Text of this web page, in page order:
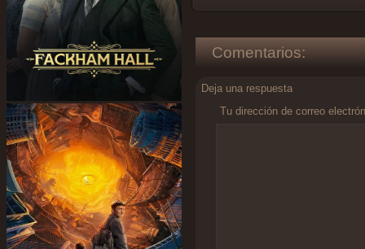
Comentarios:
Deja una respuesta
Tu dirección de correo